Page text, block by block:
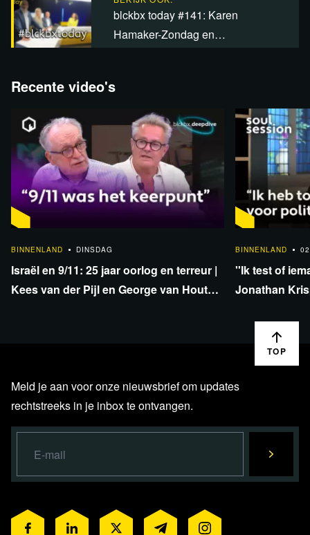
blckbx today #141: Karen
Hamaker-Zondag en…
Recente video's
BINNENLAND
DINSDAG
Israël en 9/11: 25 jaar oorlog en terreur |
Kees van der Pijl en George van Houts -
BINNENLAND
''Ik test of
Jonathan
TOP
Meld je aan voor onze nieuwsbrief om updates
rechtstreeks in je inbox te ontvangen.